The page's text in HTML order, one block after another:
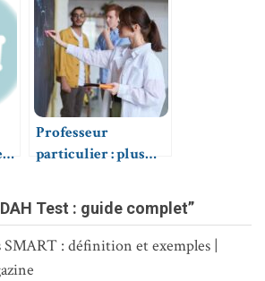
Professeur
particulier : plus
Test : guide complet”
: définition et exemples |